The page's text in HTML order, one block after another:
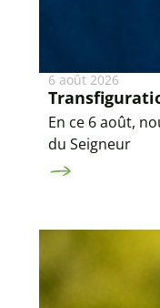
6 août 2026
En ce 6 août,
du Seigneur